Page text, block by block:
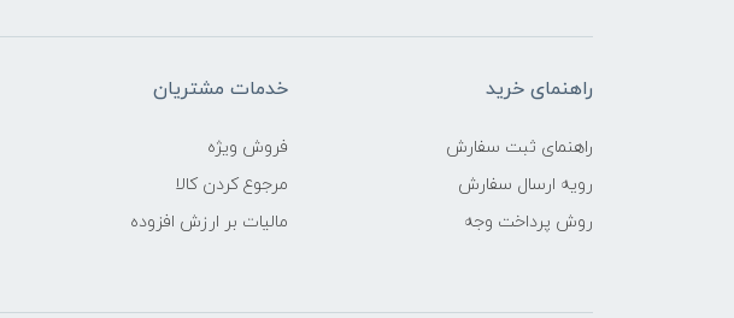
راهنمای خرید
راهنمای ثبت سفارش
رویه ارسال سفارش
روش پرداخت وجه
خدمات مشتریان
فروش ویژه
مرجوع کردن کالا
مالیات بر ارزش افزوده